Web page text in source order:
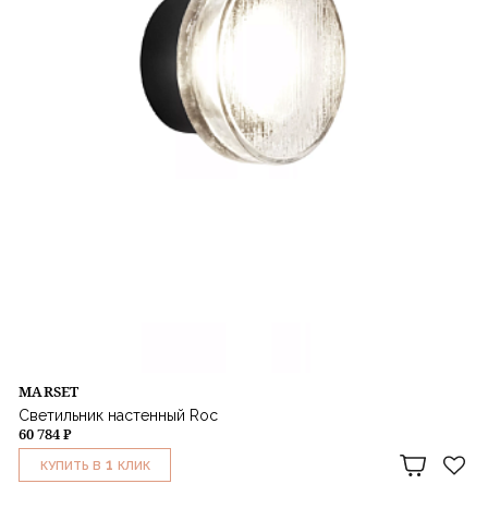
MARSET
Светильник настенный Roc
60 784 ₽
КУПИТЬ В 1 КЛИК